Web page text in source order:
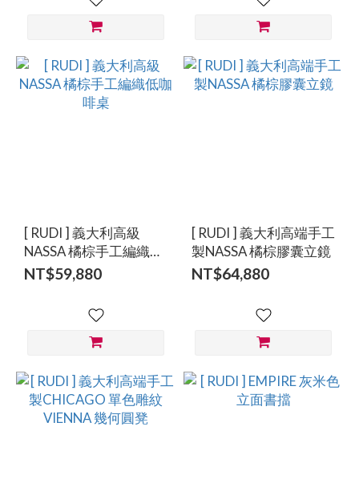
[ RUDI ] 義大利高級
NASSA 橘棕手工編織低
咖啡桌
NT$59,880
[ RUDI ] 義大利高端手工
製NASSA 橘棕膠囊立鏡
NT$64,880